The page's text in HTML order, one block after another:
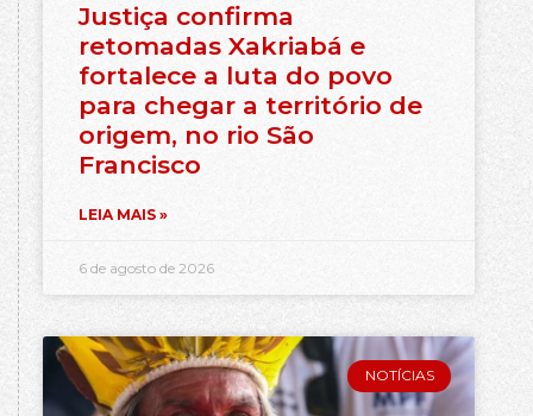
Justiça confirma
retomadas Xakriabá e
fortalece a luta do povo
para chegar a território de
origem, no rio São
Francisco
LEIA MAIS »
6 de agosto de 2026
NOTÍCIAS